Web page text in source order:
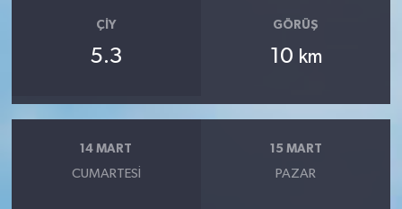
ÇIY
5.3
GÖRÜŞ
10 km
14 MART
CUMARTESI
15 MART
PAZAR